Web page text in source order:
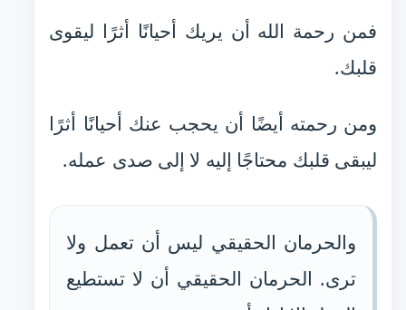
فمن رحمة الله أن يريك أحيانًا أثرًا ليقوى
قلبك.
ومن رحمته أيضًا أن يحجب عنك أحيانًا أثرًا
ليبقى قلبك محتاجًا إليه لا إلى صدى عمله.
والحرمان الحقيقي ليس أن تعمل ولا
ترى. الحرمان الحقيقي أن لا تستطيع